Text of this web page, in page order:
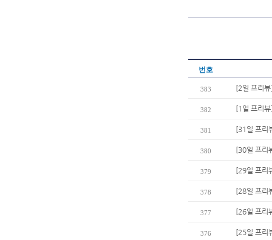
번호
383 [2일 프리
382 [1일 프리
381 [31일 프리
380 [30일 프리
379 [29일 프리
378 [28일 프리
377 [26일 프리
376 [25일 프리